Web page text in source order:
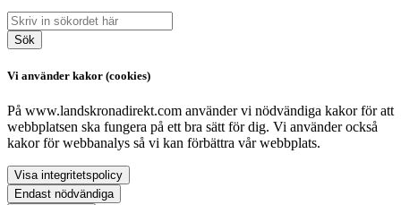
Sök
Vi använder kakor (cookies)
På www.landskronadirekt.com använder vi nödvändiga kakor för att
webbplatsen ska fungera på ett bra sätt för dig. Vi använder också
kakor för webbanalys så vi kan förbättra vår webbplats.
Visa integritetspolicy
Endast nödvändiga